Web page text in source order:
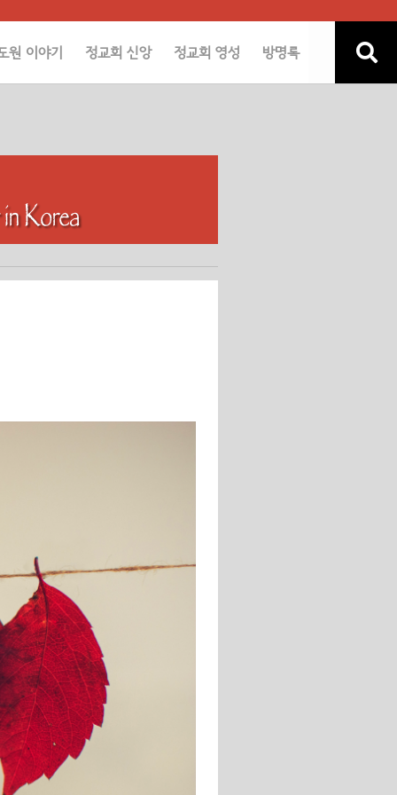
원 이야기 정교회 신앙 정교회 영성 방명록